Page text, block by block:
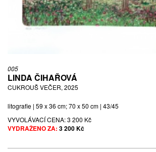
005
LINDA ČIHAŘOVÁ
CUKROUŠ VEČER, 2025
litografie | 59 x 36 cm; 70 x 50 cm | 43/45
VYVOLÁVACÍ CENA:3 200 Kč
VYDRAŽENO ZA: 3 200 Kč